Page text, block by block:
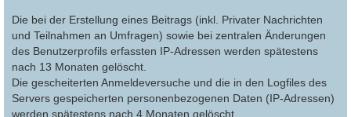
Die bei der Erstellung eines Beitrags (inkl. Privater Nachrichten
und Teilnahmen an Umfragen) sowie bei zentralen Änderungen
des Benutzerprofils erfassten IP-Adressen werden spätestens
nach 13 Monaten gelöscht.
Die gescheiterten Anmeldeversuche und die in den Logfiles des
Servers gespeicherten personenbezogenen Daten (IP-Adressen)
werden spätestens nach 4 Monaten gelöscht.